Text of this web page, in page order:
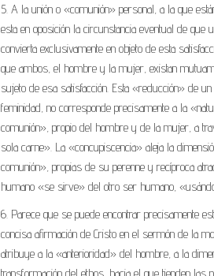
5. A la unión o «comunión» personal, a la que
esta en oposición la circunstancia eventual de
convierta exclusivamente en objeto de esta
que ambos, el hombre y la mujer, existan
sujeto de esa satisfacción. Esta «reducción» de
feminidad, no corresponde precisamente a la
comunión», propio del hombre y de la mujer, a
sola carne». La «concupiscencia» aleja la
comunión», propias de su perenne y recíproca
humano «se sirve» del otro ser humano,
6. Parece que se puede encontrar precisamente
concisa afirmación de Cristo en el sermón de la
atribuye a la «anterioridad» del hombre, a la
transformación del ethos, hacia el que tienden